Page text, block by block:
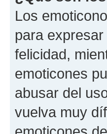
Los
para
felicidad,
emoticones
abusar del
vuelva muy